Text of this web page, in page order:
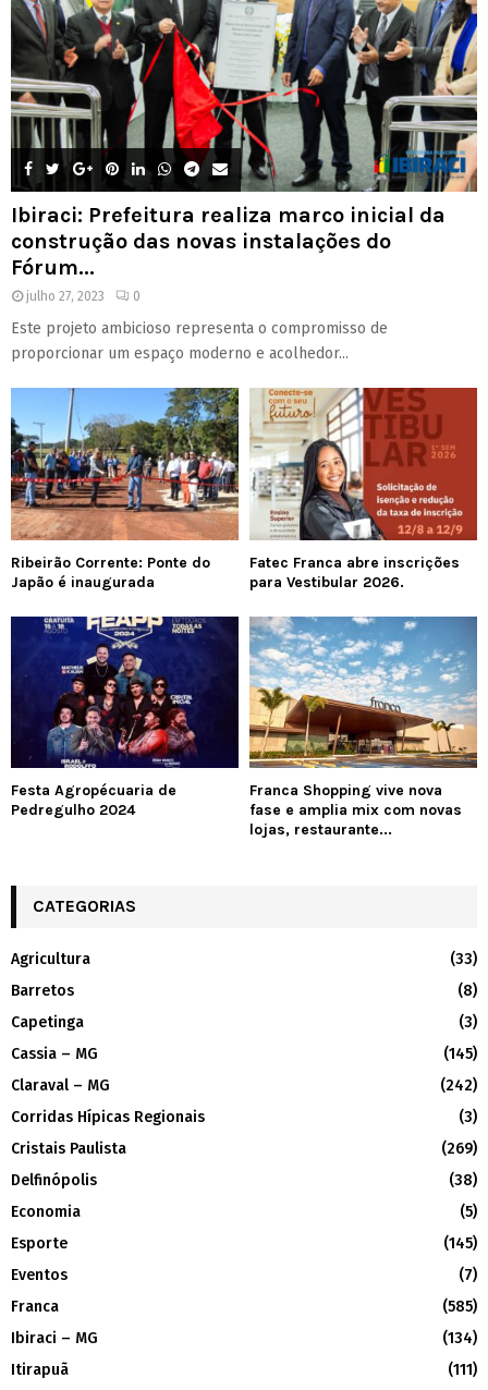
Ibiraci: Prefeitura realiza marco inicial da
construção das novas instalações do
Fórum...
julho 27, 2023 0
Este projeto ambicioso representa o compromisso de
proporcionar um espaço moderno e acolhedor...
Ribeirão Corrente: Ponte do
Japão é inaugurada
Fatec Franca abre inscrições
para Vestibular 2026.
Festa Agropécuaria de
Pedregulho 2024
Franca Shopping vive nova
fase e amplia mix com novas
lojas, restaurante...
CATEGORIAS
Agricultura
(33)
Barretos
(8)
Capetinga
(3)
Cassia – MG
(145)
Claraval – MG
(242)
Corridas Hípicas Regionais
(3)
Cristais Paulista
(269)
Delfinópolis
(38)
Economia
(5)
Esporte
(145)
Eventos
(7)
Franca
(585)
Ibiraci – MG
(134)
Itirapuã
(111)